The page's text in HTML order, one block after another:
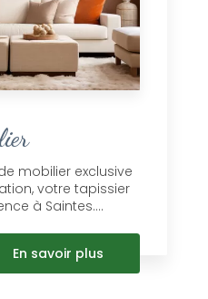
mobilier exclusive
votre tapissier
à Saintes....
En savoir plus